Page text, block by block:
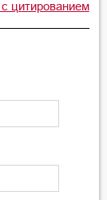
цитированием